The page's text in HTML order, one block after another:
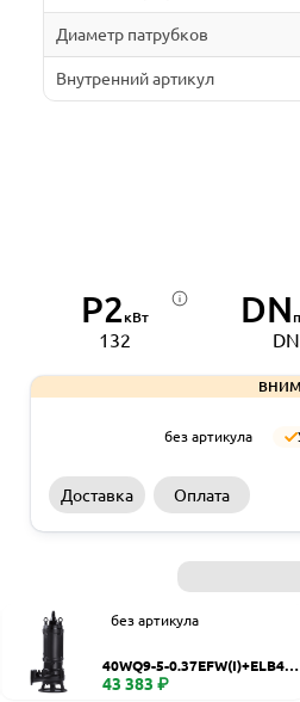
Диаметр патрубков
Внутренний артикул
P2кВт
132
DN
без артикула
Доставка Оплата
без артикула
40WQ9-5-0.37EFW(I)+ELB40
WQ
43 383 ₽